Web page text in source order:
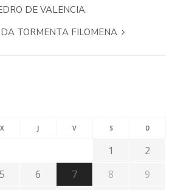
DE VALENCIA.
TORMENTA FILOMENA
X J V S D
1
2
5 6 7 8
9